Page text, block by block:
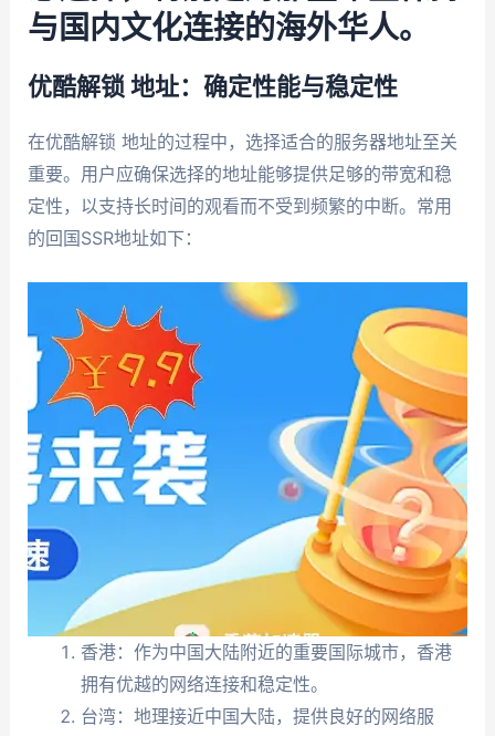
与国内文化连接的海外华人。
优酷解锁 地址：确定性能与稳定性
在优酷解锁 地址的过程中，选择适合的服务器地址至关
重要。用户应确保选择的地址能够提供足够的带宽和稳
定性，以支持长时间的观看而不受到频繁的中断。常用
的回国SSR地址如下：
香港：作为中国大陆附近的重要国际城市，香港
拥有优越的网络连接和稳定性。
台湾：地理接近中国大陆，提供良好的网络服